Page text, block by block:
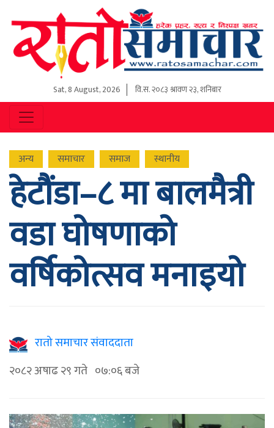
Sat, 8 August, 2026 वि.स.२०८३ श्रावण २३, शनिबार
अन्य समाचार समाज स्थानीय
हेटौंडा–८ मा बालमैत्री
वडा घोषणाको
वर्षिकोत्सव मनाइयो
रातो समाचार संवाददाता
२०८२ अषाढ २९ गते ०७:०६ बजे